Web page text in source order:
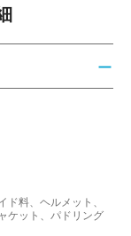
料、ヘルメット、
ケット、パドリング